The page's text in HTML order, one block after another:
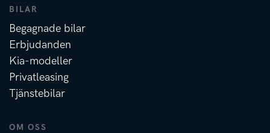
BILAR
Begagnade bilar
Erbjudanden
Kia-modeller
Privatleasing
Tjänstebilar
OM OSS